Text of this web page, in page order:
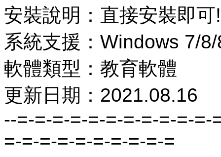
安裝說明：直接安裝即可!
系統支援：Windows 7/
軟體類型：教育軟體
更新日期：2021.08.16
--=-=-=-=-=-=-=-=-=-=-
=-=-=-=-=-=-=-=-=-=